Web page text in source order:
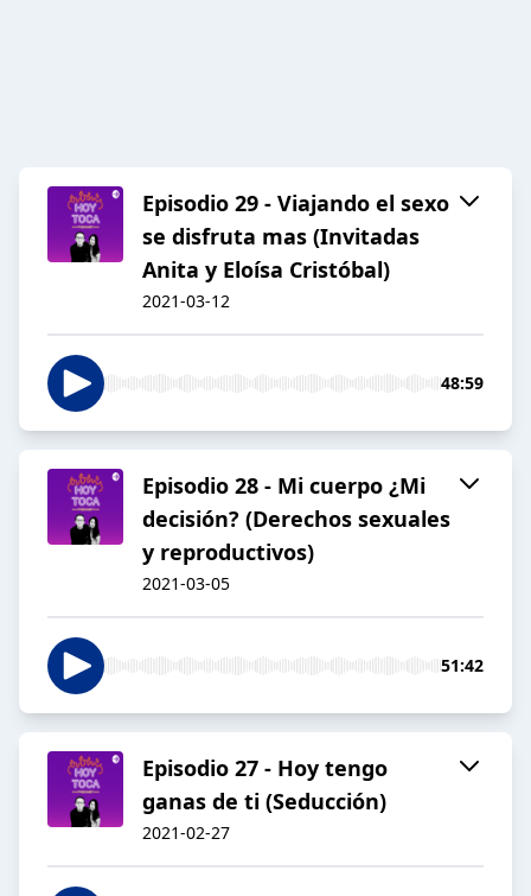
Episodio 29 - Viajando el sexo
se disfruta mas (Invitadas
Anita y Eloísa Cristóbal)
2021-03-12
48:59
Episodio 28 - Mi cuerpo ¿Mi
decisión? (Derechos sexuales
y reproductivos)
2021-03-05
51:42
Episodio 27 - Hoy tengo
ganas de ti (Seducción)
2021-02-27